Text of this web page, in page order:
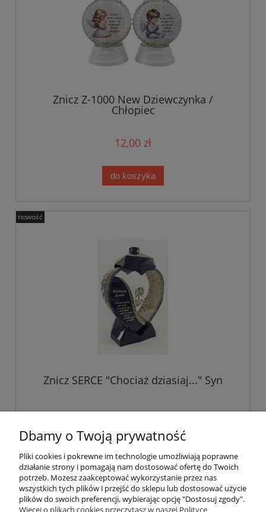
Znicz Z-1000 New Dziewczynka /
Chłopiec
12,00 zł
do koszyka
Znicz SERCE "Chociaż dziasiaj..." Syn
do koszyka
nowość
Pomoc
Dbamy o Twoją prywatność
Pliki cookies i pokrewne im technologie umożliwiają poprawne
działanie strony i pomagają nam dostosować ofertę do Twoich
potrzeb. Możesz zaakceptować wykorzystanie przez nas
wszystkich tych plików i przejść do sklepu lub dostosować użycie
plików do swoich preferencji, wybierając opcję "Dostosuj zgody".
Więcej o plikach cookies przeczytasz w naszej Polityce